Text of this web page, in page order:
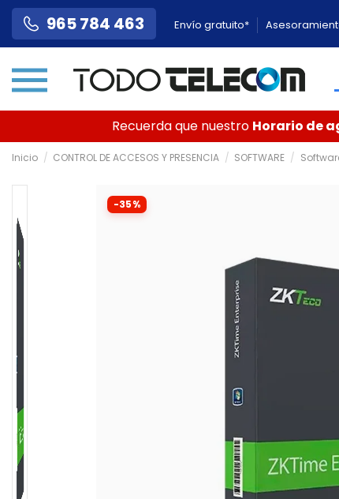
965 784 463 Envío gratuito*
Recuerda que nuestro Horario de
Inicio CONTROL DE ACCESOS Y PRESENCIA SOFTWARE
-35%